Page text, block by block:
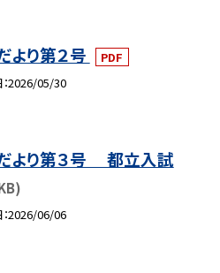
り第２号
PDF
2026/05/30
より第３号 都立入試
2026/06/06